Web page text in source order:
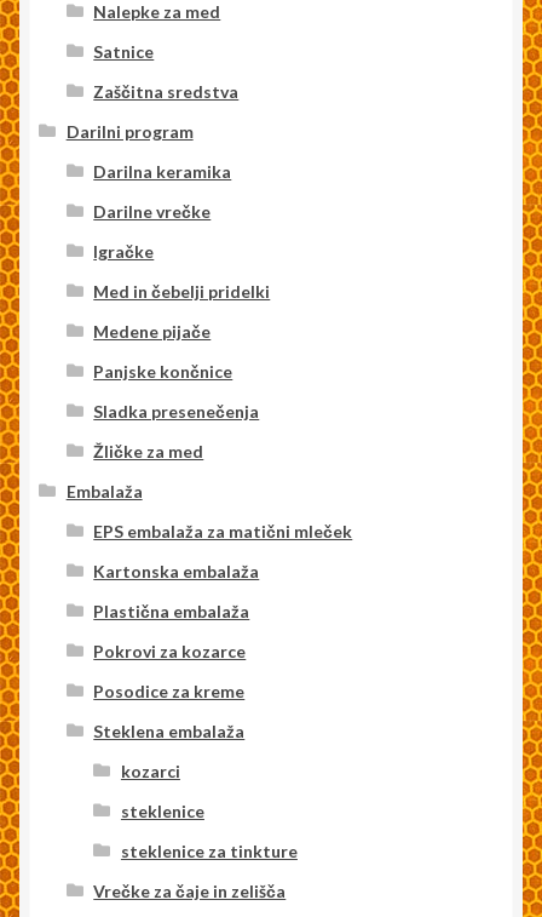
Nalepke za med
Satnice
Zaščitna sredstva
Darilni program
Darilna keramika
Darilne vrečke
Igračke
Med in čebelji pridelki
Medene pijače
Panjske končnice
Sladka presenečenja
Žličke za med
Embalaža
EPS embalaža za matični mleček
Kartonska embalaža
Plastična embalaža
Pokrovi za kozarce
Posodice za kreme
Steklena embalaža
kozarci
steklenice
steklenice za tinkture
Vrečke za čaje in zelišča